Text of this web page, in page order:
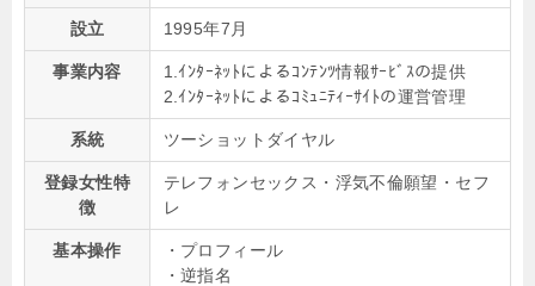
設立 1995年7月
事業内容
1.ｲﾝﾀｰﾈｯﾄによるｺﾝﾃﾝﾂ情報ｻｰﾋﾞｽの提供
2.ｲﾝﾀｰﾈｯﾄによるｺﾐｭﾆﾃｨｰｻｲﾄの運営管理
系統 ツーショットダイヤル
登録女性特
徴
テレフォンセックス・浮気不倫願望・セフ
レ
基本操作
・プロフィール
・逆指名